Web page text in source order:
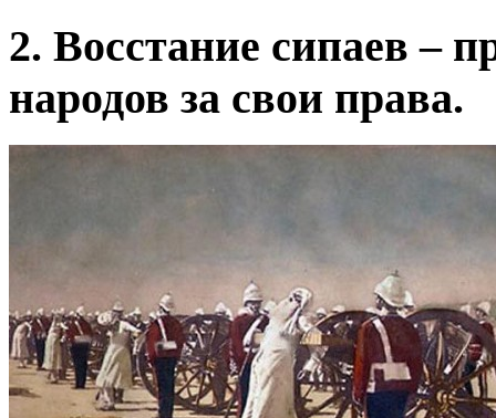
2. Восстание сипаев –
народов за свои права.